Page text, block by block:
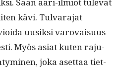
Sään ääri-ilmiöt tule­vat
kävi. Tul­vara­jat
uusik­si varovaisu­us­
Myös asi­at kuten raju­
joka aset­taa tiet­